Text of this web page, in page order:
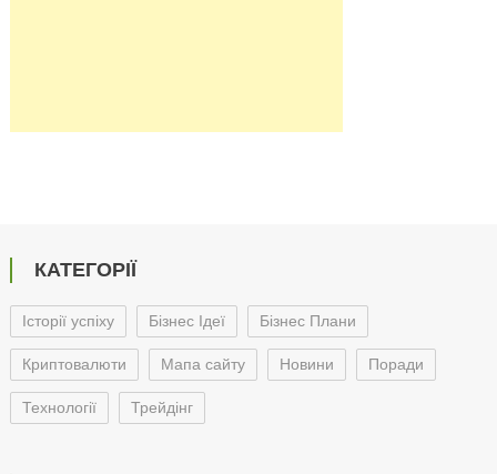
КАТЕГОРІЇ
Історії успіху Бізнес Ідеї Бізнес Плани
Криптовалюти Мапа сайту Новини Поради
Технології Трейдінг